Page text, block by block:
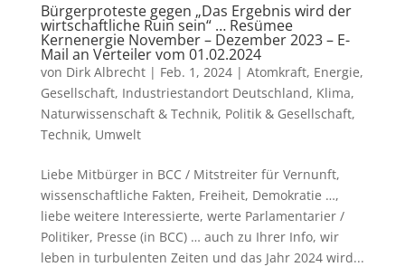
Bürgerproteste gegen „Das Ergebnis wird der
wirtschaftliche Ruin sein“ … Resümee
Kernenergie November – Dezember 2023 – E-
Mail an Verteiler vom 01.02.2024
von Dirk Albrecht| Feb. 1, 2024| Atomkraft, Energie,
Gesellschaft, Industriestandort Deutschland, Klima,
Naturwissenschaft & Technik, Politik & Gesellschaft,
Technik, Umwelt
Liebe Mitbürger in BCC / Mitstreiter für Vernunft,
wissenschaftliche Fakten, Freiheit, Demokratie …,
liebe weitere Interessierte, werte Parlamentarier /
Politiker, Presse (in BCC) … auch zu Ihrer Info, wir
leben in turbulenten Zeiten und das Jahr 2024 wird...